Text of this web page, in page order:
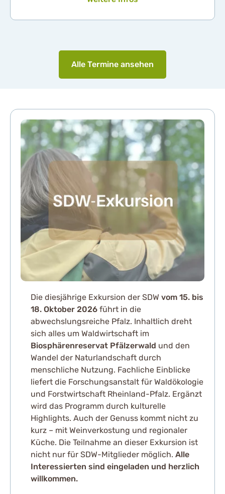
Alle Termine ansehen
Die diesjährige Exkursion der SDW vom 15. bis
18. Oktober 2026 führt in die
abwechslungsreiche Pfalz. Inhaltlich dreht
sich alles um Waldwirtschaft im
Biosphärenreservat Pfälzerwald und den
Wandel der Naturlandschaft durch
menschliche Nutzung. Fachliche Einblicke
liefert die Forschungsanstalt für Waldökologie
und Forstwirtschaft Rheinland-Pfalz. Ergänzt
wird das Programm durch kulturelle
Highlights. Auch der Genuss kommt nicht zu
kurz – mit Weinverkostung und regionaler
Küche. Die Teilnahme an dieser Exkursion ist
nicht nur für SDW-Mitglieder möglich. Alle
Interessierten sind eingeladen und herzlich
willkommen.